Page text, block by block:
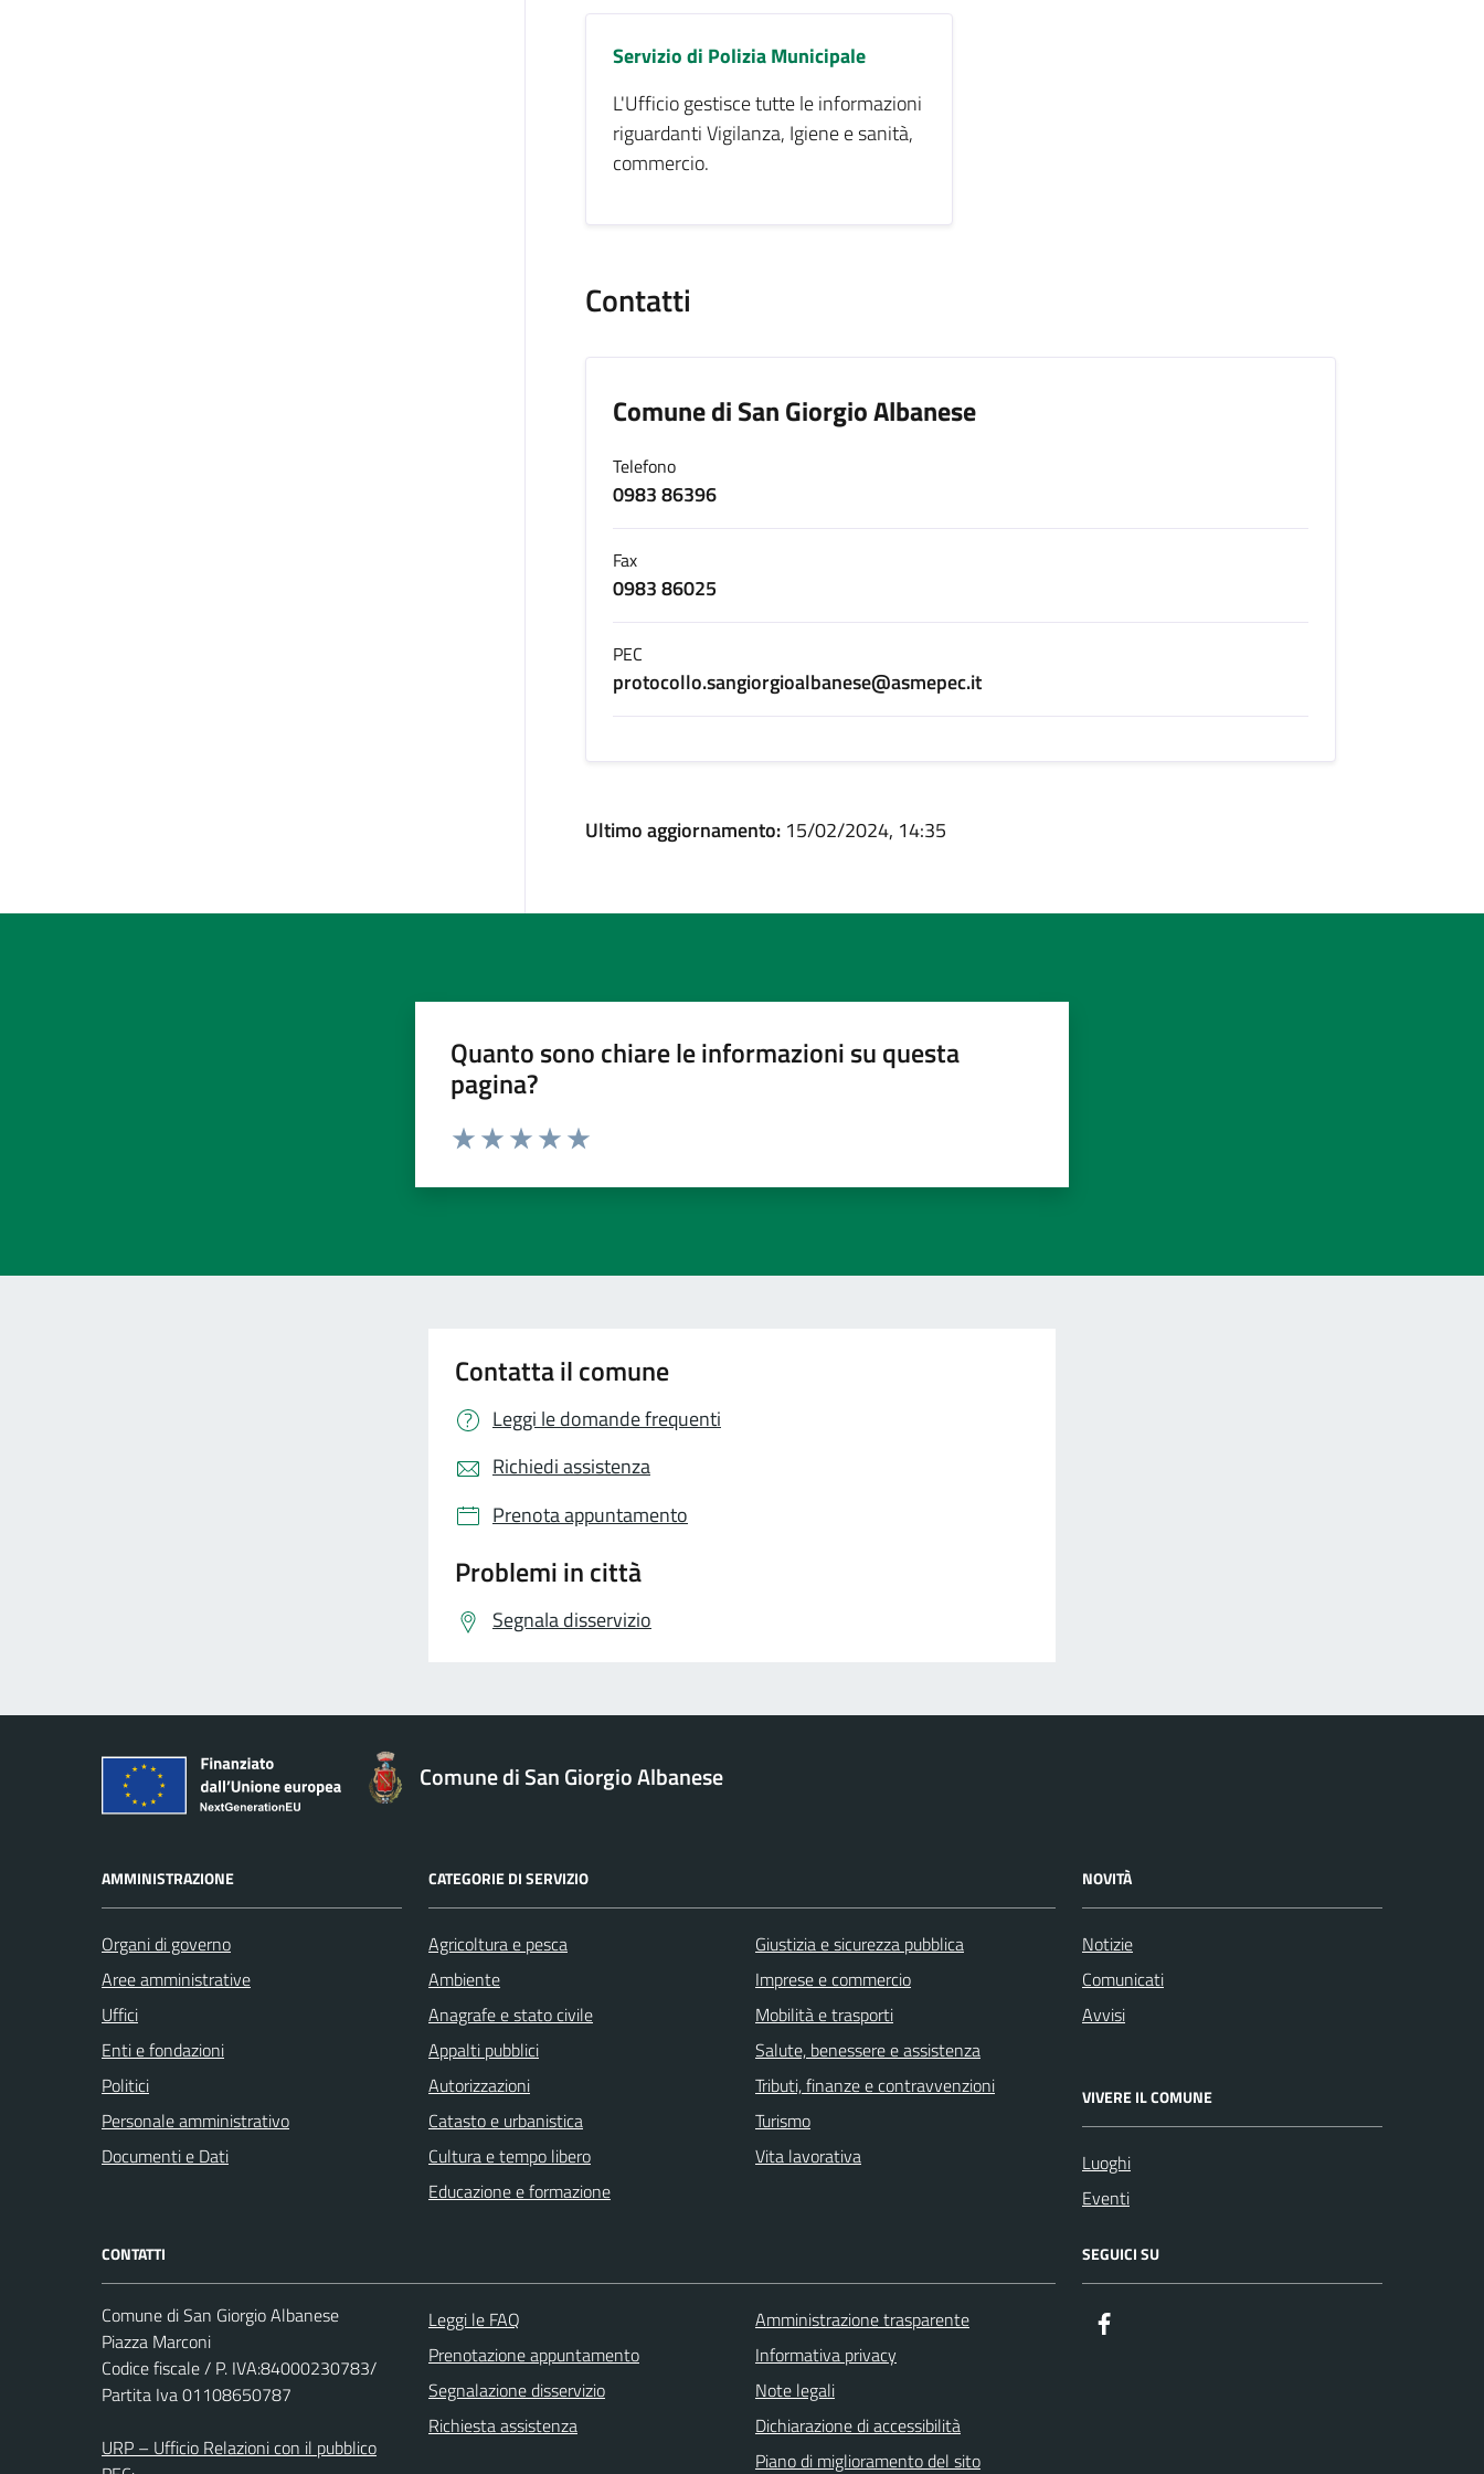
Servizio di Polizia Municipale
L'Ufficio gestisce tutte le informazioni
riguardanti Vigilanza, Igiene e sanità,
commercio.
Contatti
Comune di San Giorgio Albanese
Telefono
0983 86396
Fax
0983 86025
PEC
protocollo.sangiorgioalbanese@asmepec.it
Ultimo aggiornamento: 15/02/2024, 14:35
Quanto sono chiare le informazioni su questa
pagina?
Contatta il comune
Leggi le domande frequenti
Richiedi assistenza
Prenota appuntamento
Problemi in città
Segnala disservizio
Comune di San Giorgio Albanese
AMMINISTRAZIONE
Organi di governo
Aree amministrative
Uffici
Enti e fondazioni
Politici
Personale amministrativo
Documenti e Dati
CATEGORIE DI SERVIZIO
Agricoltura e pesca
Ambiente
Anagrafe e stato civile
Appalti pubblici
Autorizzazioni
Catasto e urbanistica
Cultura e tempo libero
Educazione e formazione
Giustizia e sicurezza pubblica
Imprese e commercio
Mobilità e trasporti
Salute, benessere e assistenza
Tributi, finanze e contravvenzioni
Turismo
Vita lavorativa
NOVITÀ
Notizie
Comunicati
Avvisi
VIVERE IL COMUNE
Luoghi
Eventi
CONTATTI
Comune di San Giorgio Albanese
Piazza Marconi
Codice fiscale / P. IVA:84000230783/
Partita Iva 01108650787
URP – Ufficio Relazioni con il pubblico
Leggi le FAQ
Prenotazione appuntamento
Segnalazione disservizio
Richiesta assistenza
Amministrazione trasparente
Informativa privacy
Note legali
Dichiarazione di accessibilità
Piano di miglioramento del sito
SEGUICI SU